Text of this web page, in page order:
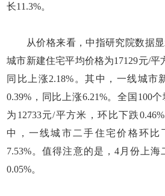
长11.3%。
从价格来看，中指研究院数据显
城市新建住宅平均价格为17129元/平
同比上涨2.18%。其中，一线城市
0.39%，同比上涨6.21%。全国100
为12733元/平方米，环比下跌
中，一线城市二手住宅价格环比
7.53%。值得注意的是，4月份上
0.05%。